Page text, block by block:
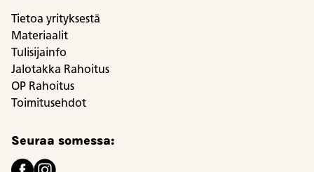
Tietoa yrityksestä
Materiaalit
Tulisijainfo
Jalotakka Rahoitus
OP Rahoitus
Toimitusehdot
Seuraa somessa: